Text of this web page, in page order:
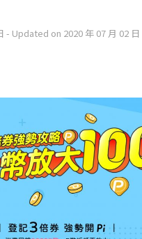
- Updated on 2020 年 07 月 02 日